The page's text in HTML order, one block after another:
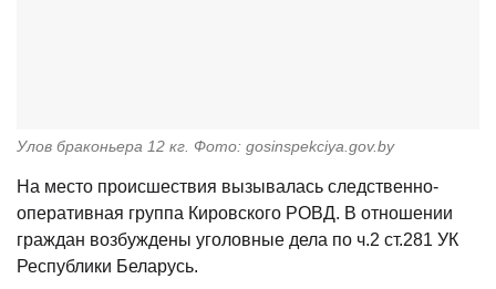
Улов браконьера 12 кг. Фото: gosinspekciya.gov.by
На место происшествия вызывалась следственно-
оперативная группа Кировского РОВД. В отношении
граждан возбуждены уголовные дела по ч.2 ст.281 УК
Республики Беларусь.